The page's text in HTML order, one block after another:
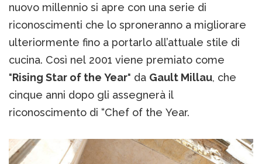
nuovo millennio si apre con una serie di
riconoscimenti che lo sproneranno a migliorare
ulteriormente fino a portarlo all’attuale stile di
cucina. Così nel 2001 viene premiato come
"Rising Star of the Year" da Gault Millau, che
cinque anni dopo gli assegnerà il
riconoscimento di “Chef of the Year.